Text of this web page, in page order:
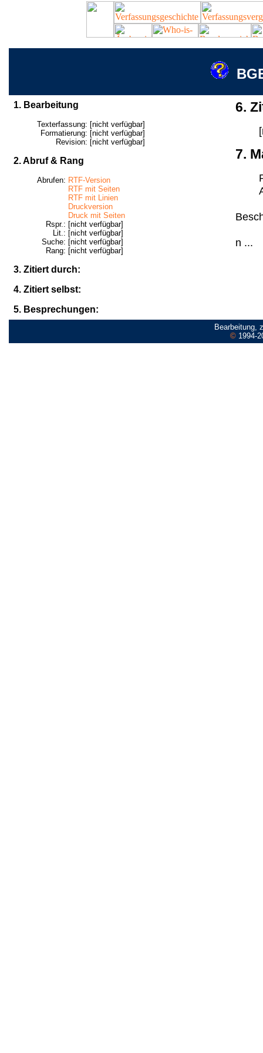
1. Bearbeitung
Texterfassung: [nicht verfügbar]
Formatierung: [nicht verfügbar]
Revision: [nicht verfügbar]
2. Abruf & Rang
Abrufen: RTF-Version
RTF mit Seiten
RTF mit Linien
Druckversion
Druck mit Seiten
Rspr.: [nicht verfügbar]
Lit.: [nicht verfügbar]
Suche: [nicht verfügbar]
Rang: [nicht verfügbar]
3. Zitiert durch:
4. Zitiert selbst:
5. Besprechungen:
6.
7.
n ...
Bearbeitung,
©1994-